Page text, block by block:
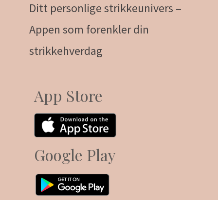
Ditt personlige strikkeunivers –
Appen som forenkler din
strikkehverdag
App Store
Google Play